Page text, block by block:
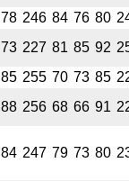
78 246 84 76 80
73 227 81 85 92
85 255 70 73 85
88 256 68 66 91
84 247 79 73 80